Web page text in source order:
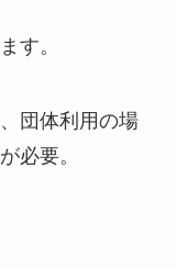
す。
団体利用の場
必要。